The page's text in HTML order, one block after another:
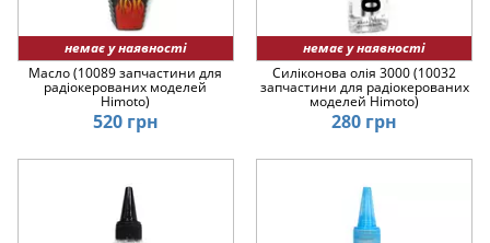
немає у наявності
Масло (10089 запчастини для
радіокерованих моделей
Himoto)
520 грн
немає у наявності
Силіконова олія 3000 (10032
запчастини для радіокерованих
моделей Himoto)
280 грн